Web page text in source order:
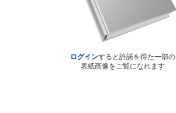
ログインすると許諾を得た一部の
表紙画像をご覧になれます